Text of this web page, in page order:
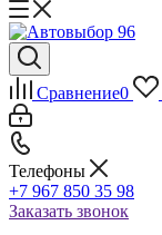
Сравнение0
Телефоны
+7 967 850 35 98
Заказать звонок